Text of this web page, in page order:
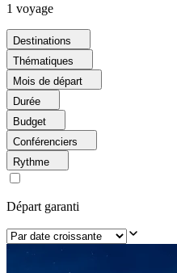
1 voyage
Destinations
Thématiques
Mois de départ
Durée
Budget
Conférenciers
Rythme
Départ garanti